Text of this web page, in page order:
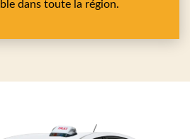
dans toute la région.